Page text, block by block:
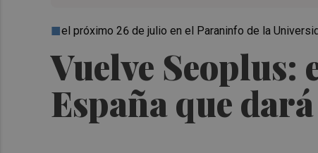
Vuelve Seoplus:
España que
el próximo 26 de julio en el Paraninfo de la